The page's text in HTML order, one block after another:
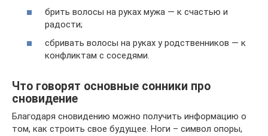
брить волосы на руках мужа — к счастью и
радости;
сбривать волосы на руках у родственников — к
конфликтам с соседями.
Что говорят основные сонники про
сновидение
Благодаря сновидению можно получить информацию о
том, как строить свое будущее. Ноги – символ опоры,